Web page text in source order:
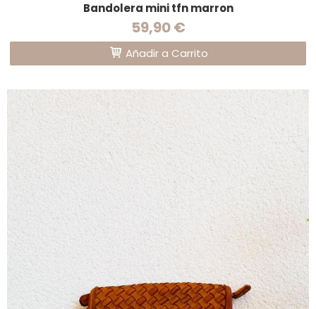
Bandolera mini tfn marron
59,90 €
Añadir a Carrito